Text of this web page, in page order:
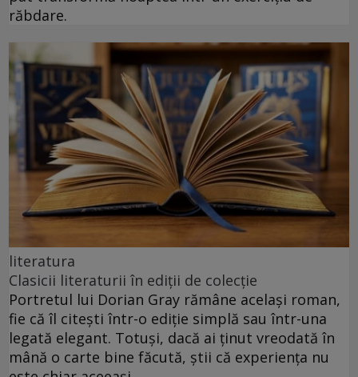
răbdare.
literatura
Clasicii literaturii în ediții de colecție
Portretul lui Dorian Gray rămâne același roman,
fie că îl citești într-o ediție simplă sau într-una
legată elegant. Totuși, dacă ai ținut vreodată în
mână o carte bine făcută, știi că experiența nu